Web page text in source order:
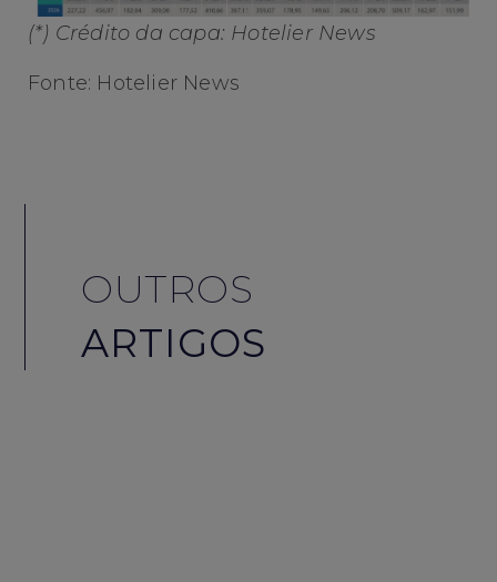
(*) Crédito da capa: Hotelier News
Fonte: Hotelier News
OUTROS
ARTIGOS